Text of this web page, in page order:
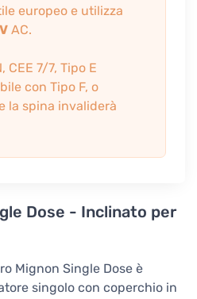
europeo e utilizza
AC.
CEE 7/7, Tipo E
con Tipo F, o
la spina invaliderà
Dose - Inclinato per
Mignon Single Dose è
singolo con coperchio in